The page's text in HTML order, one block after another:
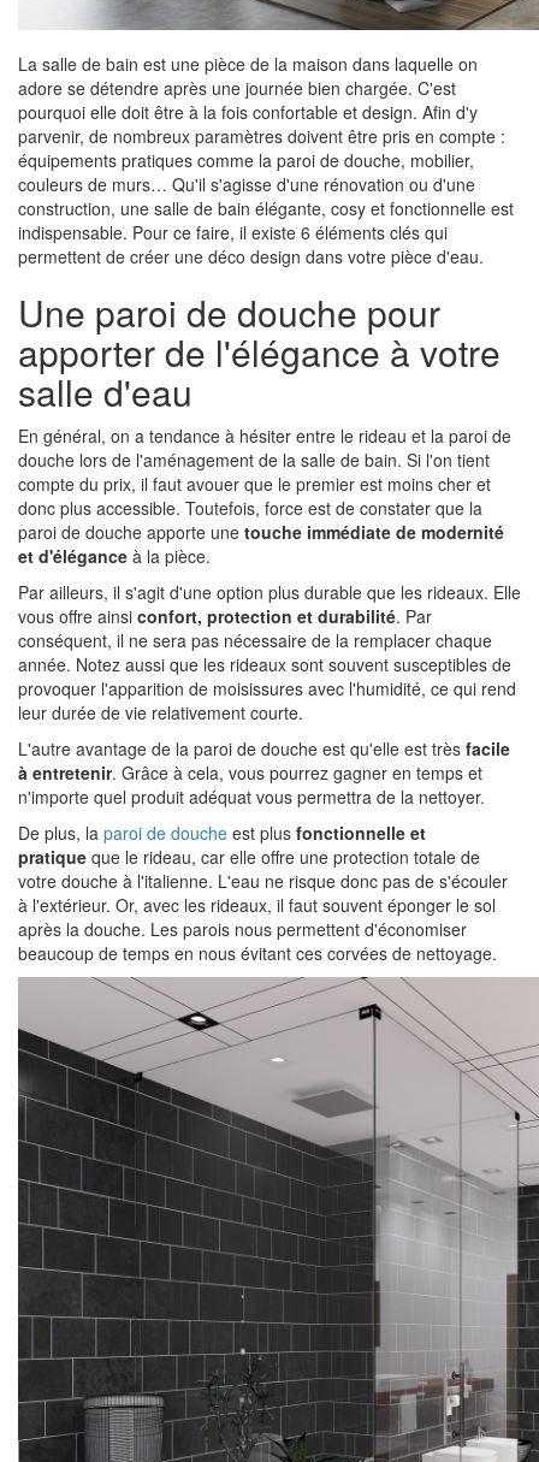
La salle de bain est une pièce de la maison dans laquelle on
adore se détendre après une journée bien chargée. C'est
pourquoi elle doit être à la fois confortable et design. Afin d'y
parvenir, de nombreux paramètres doivent être pris en compte :
équipements pratiques comme la paroi de douche, mobilier,
couleurs de murs… Qu'il s'agisse d'une rénovation ou d'une
construction, une salle de bain élégante, cosy et fonctionnelle est
indispensable. Pour ce faire, il existe 6 éléments clés qui
permettent de créer une déco design dans votre pièce d'eau.
Une paroi de douche pour
apporter de l'élégance à votre
salle d'eau
En général, on a tendance à hésiter entre le rideau et la paroi de
douche lors de l'aménagement de la salle de bain. Si l'on tient
compte du prix, il faut avouer que le premier est moins cher et
donc plus accessible. Toutefois, force est de constater que la
paroi de douche apporte une touche immédiate de modernité
et d'élégance à la pièce.
Par ailleurs, il s'agit d'une option plus durable que les rideaux. Elle
vous offre ainsi confort, protection et durabilité. Par
conséquent, il ne sera pas nécessaire de la remplacer chaque
année. Notez aussi que les rideaux sont souvent susceptibles de
provoquer l'apparition de moisissures avec l'humidité, ce qui rend
leur durée de vie relativement courte.
L'autre avantage de la paroi de douche est qu'elle est très facile
à entretenir. Grâce à cela, vous pourrez gagner en temps et
n'importe quel produit adéquat vous permettra de la nettoyer.
De plus, la paroi de douche est plus fonctionnelle et
pratique que le rideau, car elle offre une protection totale de
votre douche à l'italienne. L'eau ne risque donc pas de s'écouler
à l'extérieur. Or, avec les rideaux, il faut souvent éponger le sol
après la douche. Les parois nous permettent d'économiser
beaucoup de temps en nous évitant ces corvées de nettoyage.